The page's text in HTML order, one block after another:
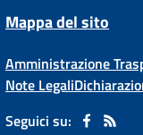
Mappa del sito
Amministrazione
Note Legali
Seguici su: